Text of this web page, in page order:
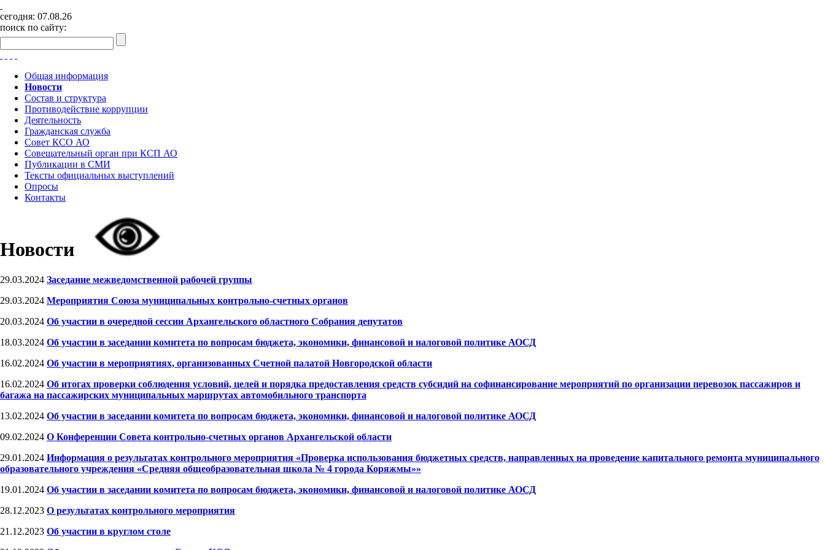
сегодня: 07.08.26
поиск по сайту:
Общая информация
Новости
Состав и структура
Противодействие коррупции
Деятельность
Гражданская служба
Совет КСО АО
Совещательный орган при КСП АО
Публикации в СМИ
Тексты официальных выступлений
Опросы
Контакты
Новости
29.03.2024 Заседание межведомственной рабочей группы
29.03.2024 Мероприятия Союза муниципальных контрольно-счетных органов
20.03.2024 Об участии в очередной сессии Архангельского областного Собрания депутатов
18.03.2024 Об участии в заседании комитета по вопросам бюджета, экономики, финансовой и налоговой политике АОСД
16.02.2024 Об участии в мероприятиях, организованных Счетной палатой Новгородской области
16.02.2024 Об итогах проверки соблюдения условий, целей и порядка предоставления средств субсидий на софинансирование мероприятий по организации перевозок пассажиров и
багажа на пассажирских муниципальных маршрутах автомобильного транспорта
13.02.2024 Об участии в заседании комитета по вопросам бюджета, экономики, финансовой и налоговой политике АОСД
09.02.2024 О Конференции Совета контрольно-счетных органов Архангельской области
29.01.2024 Информация о результатах контрольного мероприятия «Проверка использования бюджетных средств, направленных на проведение капитального ремонта муниципального
образовательного учреждения «Средняя общеобразовательная школа № 4 города Коряжмы»»
19.01.2024 Об участии в заседании комитета по вопросам бюджета, экономики, финансовой и налоговой политике АОСД
28.12.2023 О результатах контрольного мероприятия
21.12.2023 Об участии в круглом столе